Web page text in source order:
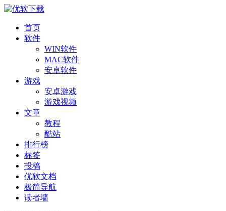
首页
软件
WIN软件
MAC软件
安卓软件
游戏
安卓游戏
游戏视频
文章
教程
酷站
排行榜
标签
投稿
优软文档
极简导航
读者墙